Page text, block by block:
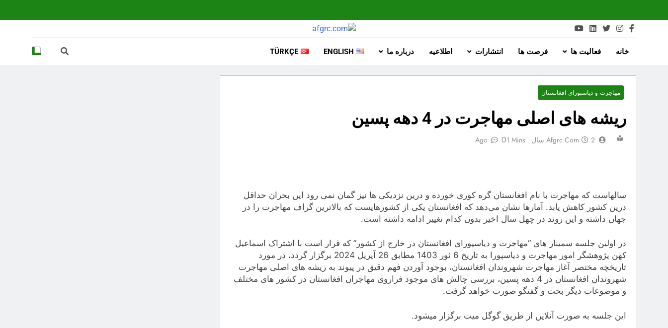
Afgrc.com خانه فعالیت ها فرصت ها انتشارات اطلاعیه درباره ما ENGLISH
TÜRKÇE
مهاجرت و دیاسپورای افغانستان
ریشه های اصلی مهاجرت در 4 دهه پسین
Afgrc.com 2 سال Ago 01 Mins
سالهاست که مهاجرت با نام افغانستان گره کوری خورده و درین نزدیکی ها نیز گمان نمی رود این بحران حداقل
درین کشور کاهش یابد. آمار‌ها نشان می‌دهد که افغانستان یکی از کشورهایست که بالاترین گراف مهاجرت را در
جهان داشته و این روند در چهل سال اخیر بدون کدام تغییر ادامه داشته است.
در اولین جلسه سمینار های “مهاجرت و دیاسپورای افغانستان در خارج از کشور” که قرار است با اشتراک اسماعیل
کهن پژوهشگر امور مهاجرت و دیاسپورا به تاریخ 6 ثور 1403 مطابق 26 آپریل 2024 برگزار گردد، در مورد
تاریخچه مختصر آغاز مهاجرت شهروندان افغانستان، بوجود آوردن فهم دقیق در پیوند به ریشه های اصلی مهاجرت
شهروندان افغانستان در 4 دهه پسین، بررسی چالش های موجود فراروی مهاجران افغانستان در کشور های مختلف
و موضوعات دیگر بحث و گفتگو صورت خواهد گرفت.
این جلسه به صورت آنلاین از طریق گوگل میت برگزار میشود.